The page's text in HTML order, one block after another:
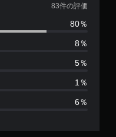
価
数
は
3
83件の評価
80％
8％
5％
1％
6％